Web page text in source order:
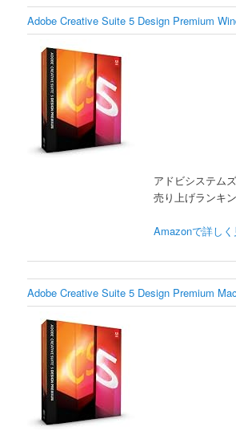
Adobe Creative Suite 5 Design Premium
アドビシステム
売り上げランキ
Amazonで詳しく
Adobe Creative Suite 5 Design Premium